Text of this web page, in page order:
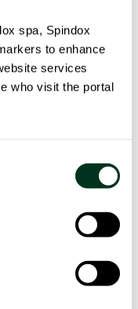
spa, Spindox
to enhance
services
who visit the portal
una piattaforma
cui intelligenza
statistico-
previsione,
concetto di Digital
mondo digitale dei
processi stessi.